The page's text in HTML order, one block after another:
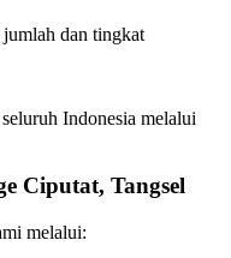
dan tingkat
Indonesia melalui
Ciputat, Tangsel
melalui: